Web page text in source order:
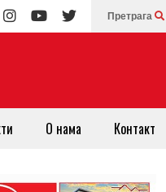
Претрага
О нама Контакт